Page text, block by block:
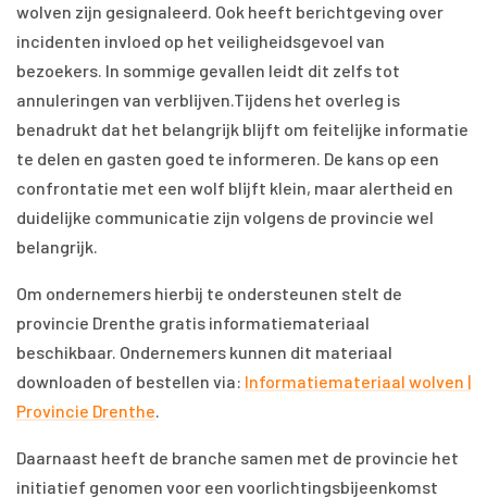
wolven zijn gesignaleerd. Ook heeft berichtgeving over
incidenten invloed op het veiligheidsgevoel van
bezoekers. In sommige gevallen leidt dit zelfs tot
annuleringen van verblijven.Tijdens het overleg is
benadrukt dat het belangrijk blijft om feitelijke informatie
te delen en gasten goed te informeren. De kans op een
confrontatie met een wolf blijft klein, maar alertheid en
duidelijke communicatie zijn volgens de provincie wel
belangrijk.
Om ondernemers hierbij te ondersteunen stelt de
provincie Drenthe gratis informatiemateriaal
beschikbaar. Ondernemers kunnen dit materiaal
downloaden of bestellen via: Informatiemateriaal wolven |
Provincie Drenthe.
Daarnaast heeft de branche samen met de provincie het
initiatief genomen voor een voorlichtingsbijeenkomst